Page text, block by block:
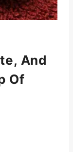
And
Of